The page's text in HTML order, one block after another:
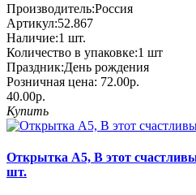
Производитель:Россия
Артикул:52.867
Наличие:1 шт.
Количество в упаковке:1 шт
Праздник:День рождения
Розничная цена: 72.00р.
40.00р.
Купить
Открытка А5, В этот
шт.